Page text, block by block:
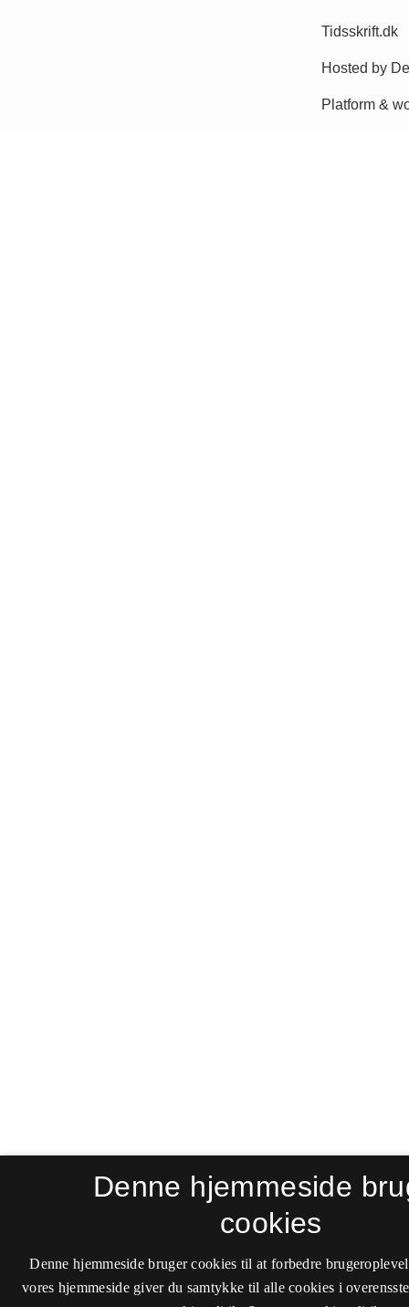
Denne hjemmeside
cookies
Denne hjemmeside bruger cookies til at forbedre
vores hjemmeside giver du samtykke til alle cookies i